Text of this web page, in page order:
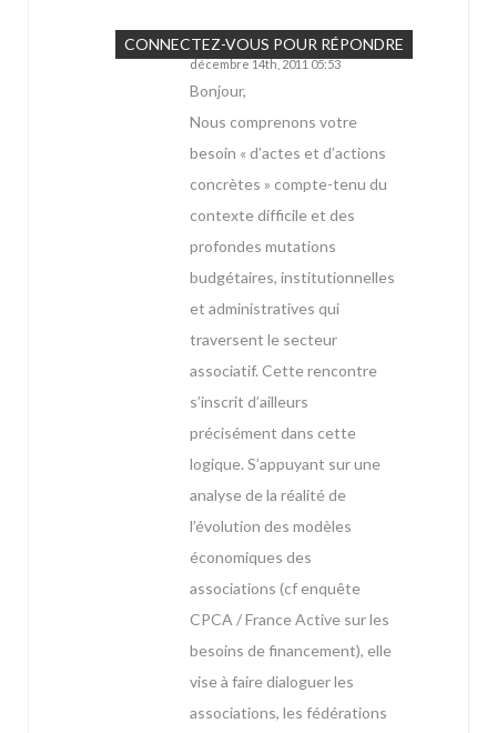
Marie
décembre 14th, 2011 05:53
CONNECTEZ-VOUS POUR RÉPONDRE
Bonjour,
Nous comprenons votre
besoin « d’actes et d’actions
concrètes » compte-tenu du
contexte difficile et des
profondes mutations
budgétaires, institutionnelles
et administratives qui
traversent le secteur
associatif. Cette rencontre
s’inscrit d’ailleurs
précisément dans cette
logique. S’appuyant sur une
analyse de la réalité de
l’évolution des modèles
économiques des
associations (cf enquête
CPCA / France Active sur les
besoins de financement), elle
vise à faire dialoguer les
associations, les fédérations